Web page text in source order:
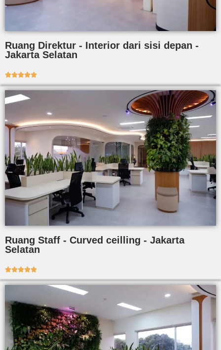
Ruang Direktur - Interior dari sisi depan -
Jakarta Selatan

Ruang Staff - Curved ceilling - Jakarta
Selatan
